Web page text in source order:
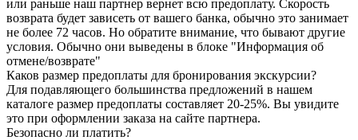
или раньше наш партнер вернет всю предоплату. Скорость
возврата будет зависеть от вашего банка, обычно это занимает
не более 72 часов. Но обратите внимание, что бывают другие
условия. Обычно они выведены в блоке "Информация об
отмене/возврате"
Каков размер предоплаты для бронирования экскурсии?
Для подавляющего большинства предложений в нашем
каталоге размер предоплаты составляет 20-25%. Вы увидите
это при оформлении заказа на сайте партнера.
Безопасно ли платить?